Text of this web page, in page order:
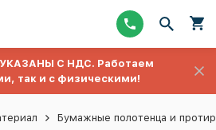
С НДС. Работаем
так и с физическими!
Бумажные полотенца и